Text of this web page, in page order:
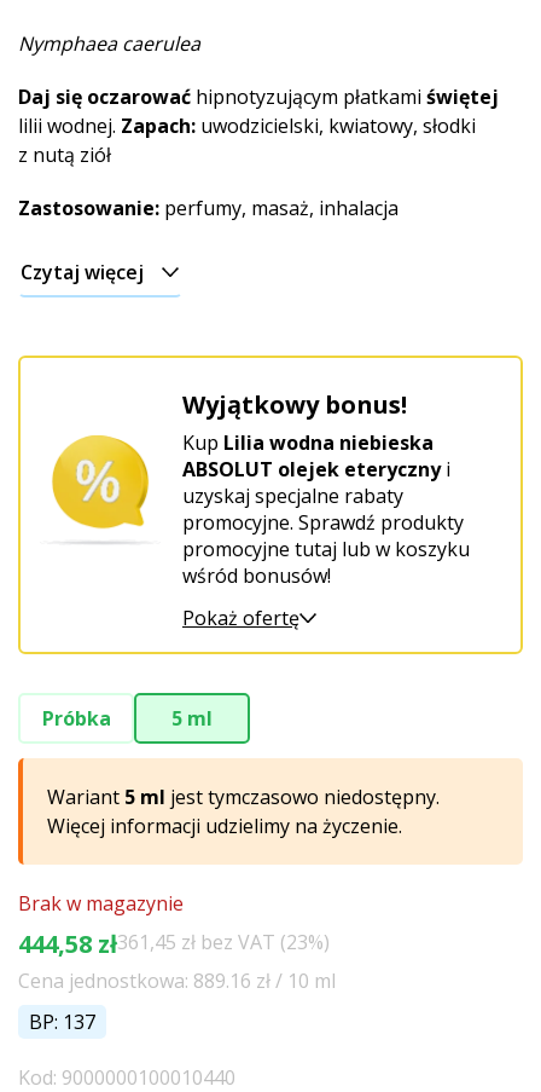
Ziemista
Afrodyzjakalne
Świąteczny
Nymphaea caerulea
Daj się oczarować hipnotyzującym płatkami świętej
lilii wodnej. Zapach: uwodzicielski, kwiatowy, słodki
z nutą ziół
Zastosowanie: perfumy, masaż, inhalacja
Czytaj więcej
Wyjątkowy bonus!
Kup Lilia wodna niebieska
ABSOLUT olejek eterycznyi
uzyskaj specjalne rabaty
promocyjne. Sprawdź produkty
promocyjne tutaj lub w koszyku
wśród bonusów!
Pokaż ofertę
Próbka 5 ml
Wariant 5 ml jest tymczasowo niedostępny.
Więcej informacji udzielimy na życzenie.
Brak w magazynie
444,58 zł361,45 zł bez VAT (23%)
Cena jednostkowa: 889.16 zł / 10 ml
BP: 137
Kod: 9000000100010440